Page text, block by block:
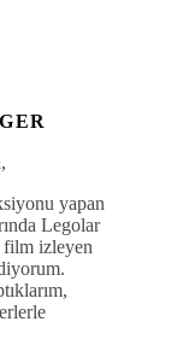
yapan
Legolar
film izleyen